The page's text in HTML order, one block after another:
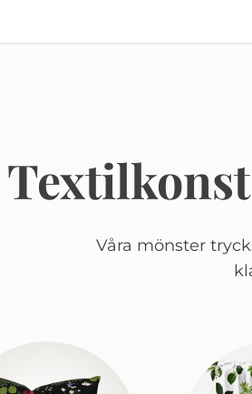
Våra mönster